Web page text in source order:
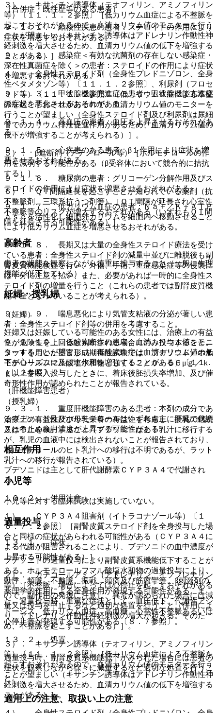
３）． キサンチン誘導体（テオフィリン、アミノフィリン
等）〔１１．１．２参照〕［低カリウム血症による不整脈を
起こすおそれがあるので、血清カリウム値のモニターを行う
ことが望ましい（キサンチン誘導体はアドレナリン作動性神
経刺激を増大させるため、血清カリウム値の低下を増強する
ことがある）］。
４）． 全身性ステロイド剤（全身性プレドニゾロン、全身
性ベタメタゾン等）〔１１．１．２参照〕、利尿剤（フロセ
ミド等）〔１１．１．２参照〕［低カリウム血症による不整
脈を起こすおそれがあるので、血清カリウム値のモニターを
行うことが望ましい（全身性ステロイド剤及び利尿剤は尿細
管でのカリウム排泄促進作用があるため、血清カリウム値の
低下が増強することが考えられる）］。
５）． β遮断剤（アテノロール等）［ホルモテロールの作
用を減弱する可能性がある（β受容体において競合的に拮抗
する）］。
６）． ＱＴ間隔延長を起こすことが知られている薬剤（抗
不整脈剤、三環系抗うつ剤等）［ＱＴ間隔が延長され心室性
不整脈等のリスクが増大するおそれがある（いずれもＱＴ間
隔を延長させる可能性がある）］。
高齢者
患者の状態を観察しながら慎重に投与すること（一般に生理
機能が低下している）。
妊婦・授乳婦
（妊婦）
妊婦又は妊娠している可能性のある女性には、治療上の有益
性が危険性を上回ると判断される場合にのみ投与すること。
ラットを用いた器官形成期毒性試験では、ブデソニド／ホル
モテロールフマル酸塩水和物として１２／０．６６μｇ／ｋ
ｇ以上を吸入投与したときに、着床後胚損失率増加、及び催
奇形性作用が認められたことが報告されている。
（授乳婦）
治療上の有益性及び母乳栄養の有益性を考慮し、授乳の継続
又は中止を検討すること（ブデソニドはヒト乳汁に移行する
が、乳児の血液中には検出されないことが報告されており、
ホルモテロールのヒト乳汁への移行は不明であるが、ラット
乳汁への移行が報告されている）。
小児等
小児等に対する臨床試験は実施していない。
過量投与
１３．１． 症状
ブデソニドの過量投与により副腎皮質系機能低下することが
ある。ホルモテロールフマル酸塩水和物の過量投与により、
動悸、頻脈、不整脈、振戦、頭痛及び筋痙攣等、β刺激剤の
薬理学的作用による全身作用が発現する可能性がある。ま
た、過量投与時、重篤な症状として、血圧低下、代謝性アシ
ドーシス、低カリウム血症、高血糖、心室性不整脈あるいは
心停止等が発現する可能性がある〔８．７参照〕。
１３．２． 処置
過量投与時、副腎皮質系機能低下がみられた場合には患者の
症状を観察しながら徐々に減量するなど適切な処置を行うこ
と。
適用上の注意、取扱い上の注意
（合併症・既往歴等のある患者）
９．１．１． 結核性疾患の患者：ステロイドの作用により
症状を増悪するおそれがある。
９．１．２． 感染症＜有効な抗菌剤の存在しない感染症・
深在性真菌症を除く＞の患者：ステロイドの作用により症状
を増悪するおそれがある。
９．１．３． 甲状腺機能亢進症の患者：甲状腺機能亢進症
の症状を悪化させるおそれがある。
９．１．４． 高血圧の患者：血圧を上昇させるおそれがあ
る。
９．１．５． 心疾患のある患者：β１作用により症状を増
悪させるおそれがある。
９．１．６． 糖尿病の患者：グリコーゲン分解作用及びス
テロイドの作用により症状を増悪させるおそれがある。
９．１．７． 低カリウム血症の患者：Ｎａ＋／Ｋ＋ＡＴＰ
ａｓｅを活性化し細胞外カリウムを細胞内へ移動させること
により低カリウム血症を増悪させるおそれがある。
９．１．８． 長期又は大量の全身性ステロイド療法を受け
ている患者：全身性ステロイド剤の減量中並びに離脱後も副
腎皮質機能検査を行い、外傷、手術、重症感染症等の侵襲に
は十分に注意を払い、また、必要があれば一時的に全身性ス
テロイド剤の増量を行うこと（これらの患者では副腎皮質機
能不全となっていることが考えられる）。
９．１．９． 喘息悪化により気管支粘液の分泌が著しい患
者：全身性ステロイド剤等の併用を考慮すること。
９．１．１０． 低酸素血症の患者：血清カリウム値をモニ
ターすることが望ましい（低酸素血症は血清カリウム値の低
下が心リズムに及ぼす作用を増強することがある）〔１１．
１．２参照〕。
（肝機能障害患者）
９．３．１． 重度肝機能障害のある患者：本剤の成分であ
るブデソニド及びホルモテロールはいずれも主に肝臓で代謝
されるため血中濃度が上昇する可能性がある。
相互作用
ブデソニドは主として肝代謝酵素ＣＹＰ３Ａ４で代謝され
る。
１０．２． 併用注意：
１）． ＣＹＰ３Ａ４阻害剤（イトラコナゾール等）〔１
６．７．２参照〕［副腎皮質ステロイド剤を全身投与した場
合と同様の症状があらわれる可能性がある（ＣＹＰ３Ａ４に
よる代謝が阻害されることにより、ブデソニドの血中濃度が
上昇する可能性がある）］。
２）． カテコールアミン（アドレナリン、イソプレナリン
等）［不整脈、場合によっては心停止を起こすおそれがある
ので、副作用の発現に注意し、異常が認められた場合には減
量又は投与を中止するなど適切な処置を行うこと（併用によ
り、アドレナリン作動性神経刺激の増大が起きる。そのた
め、不整脈を起こすことがある）］。
３）． キサンチン誘導体（テオフィリン、アミノフィリン
等）〔１１．１．２参照〕［低カリウム血症による不整脈を
起こすおそれがあるので、血清カリウム値のモニターを行う
ことが望ましい（キサンチン誘導体はアドレナリン作動性神
経刺激を増大させるため、血清カリウム値の低下を増強する
ことがある）］。